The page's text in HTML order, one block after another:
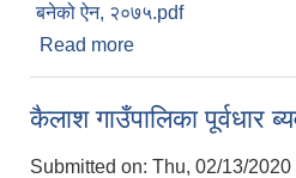
बनेको ऐन, २०७५.pdf
Read more
कैलाश गाउँपालिका पूर्वधार
Submitted on: Thu, 02/13/2020